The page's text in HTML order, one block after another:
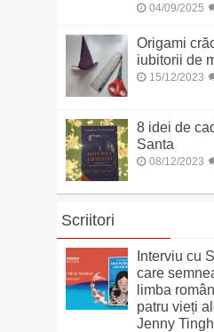
04/09/2025
Origami
iubitorii de
15/12/2023
8 idei de
Santa
08/12/2023
Scriitori
Interviu cu
care
limba
patru vieți
Jenny